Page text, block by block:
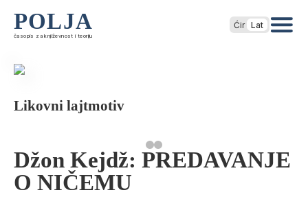
POLJA
časopis za književnost i teoriju
Ćir Lat
Likovni lajtmotiv
Džon Kejdž: PREDAVANJE
O NIČEMU